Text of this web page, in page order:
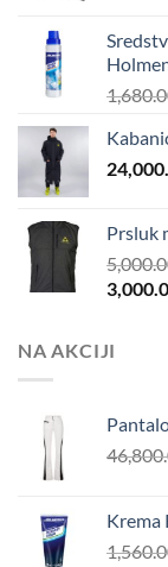
Prsluk
NA AKCIJI
Krema